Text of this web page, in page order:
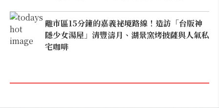
離市區15分鐘的嘉義祕境路線！造訪「台版神
隱少女湯屋」清豐濤月、湖景窯烤披薩與人氣私
宅咖啡